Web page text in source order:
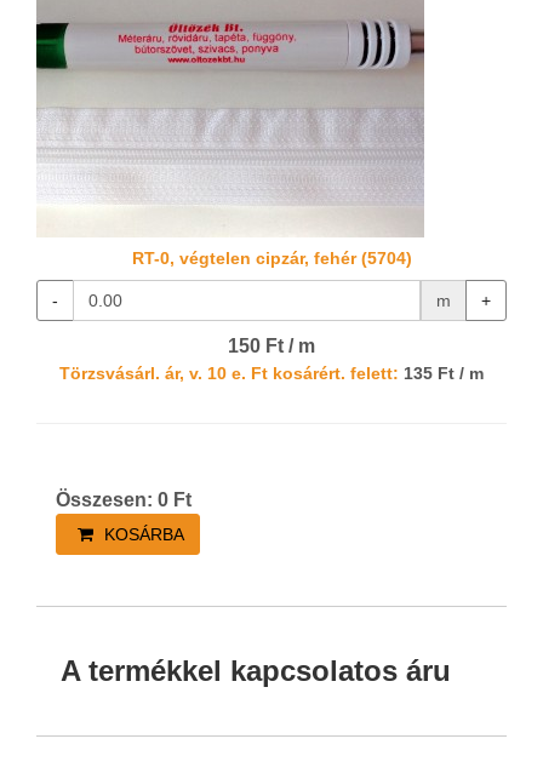
RT-0, végtelen cipzár, fehér (5704)
- m +
150 Ft / m
Törzsvásárl. ár, v. 10 e. Ft kosárért. felett: 135 Ft / m
Összesen: 0 Ft
KOSÁRBA
A termékkel kapcsolatos áru